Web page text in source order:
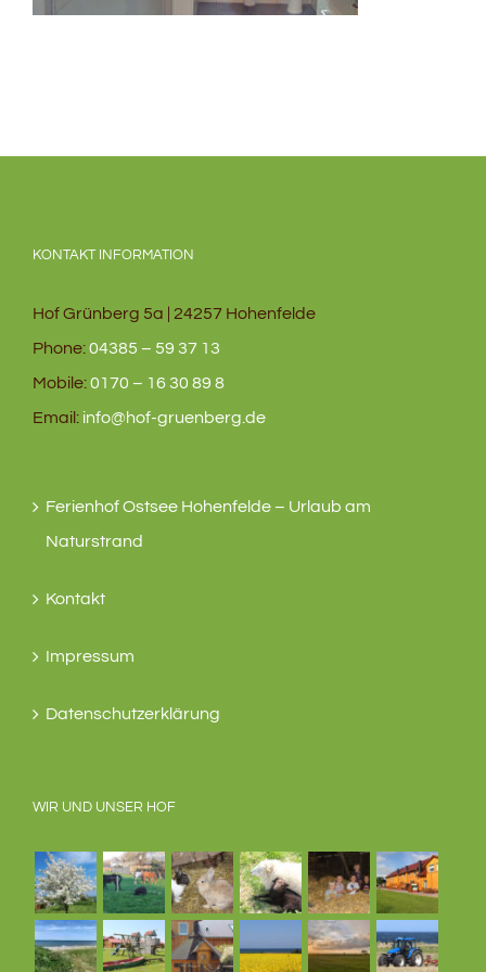
KONTAKT INFORMATION
Hof Grünberg 5a | 24257 Hohenfelde
Phone:04385 – 59 37 13
Mobile:0170 – 16 30 89 8
Email: info@hof-gruenberg.de
Ferienhof Ostsee Hohenfelde – Urlaub am
Naturstrand
Kontakt
Impressum
Datenschutzerklärung
WIR UND UNSER HOF